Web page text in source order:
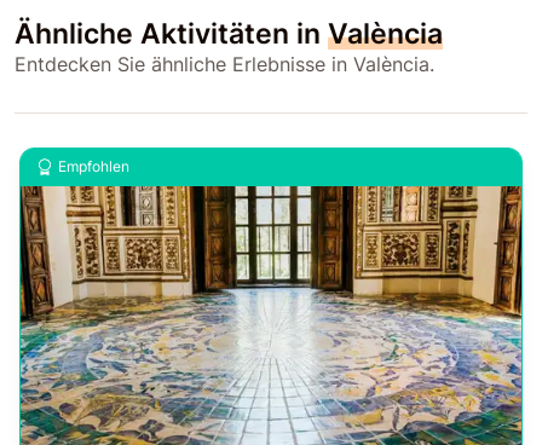
Ähnliche Aktivitäten in València
Entdecken Sie ähnliche Erlebnisse in València.
Empfohlen